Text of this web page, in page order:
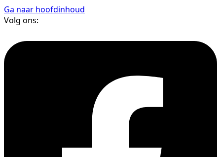
Ga naar hoofdinhoud
Volg ons: